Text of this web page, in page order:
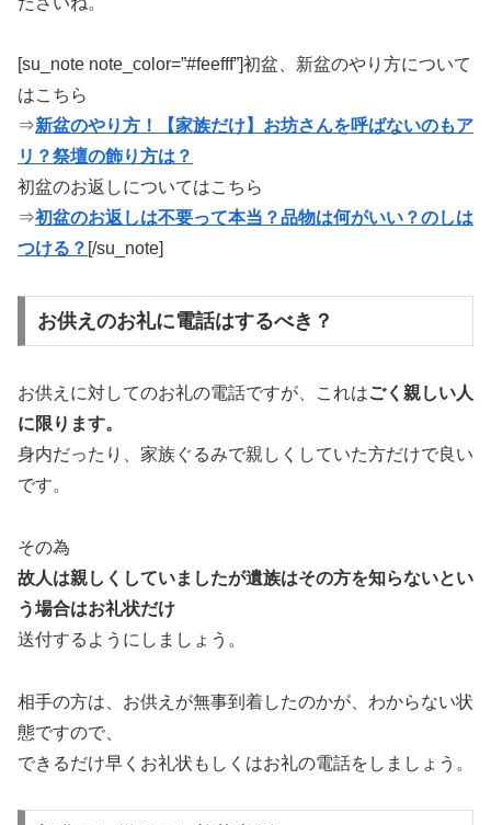
[su_note note_color=”#feefff”]初盆、新盆のやり方について
はこちら
⇒新盆のやり方！【家族だけ】お坊さんを呼ばないのもア
リ？祭壇の飾り方は？
初盆のお返しについてはこちら
⇒初盆のお返しは不要って本当？品物は何がいい？のしは
つける？ [/su_note]
お供えのお礼に電話はするべき？
お供えに対してのお礼の電話ですが、これはごく親しい人
に限ります。
身内だったり、家族ぐるみで親しくしていた方だけで良い
です。
その為
故人は親しくしていましたが遺族はその方を知らないとい
う場合はお礼状だけ
送付するようにしましょう。
相手の方は、お供えが無事到着したのかが、わからない状
態ですので、
できるだけ早くお礼状もしくはお礼の電話をしましょう。